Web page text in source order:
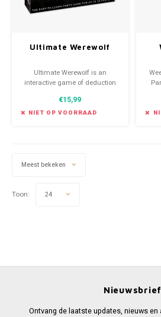
Ultimate Werewolf
Ultimate Werewolf is an
interactive game of deduction
Werewolves.
€15,99
NIET OP VOORRAAD
in
Meest bekeken
Toon: 24
Nieuwsbrief
Ontvang de laatste updates, nieuws